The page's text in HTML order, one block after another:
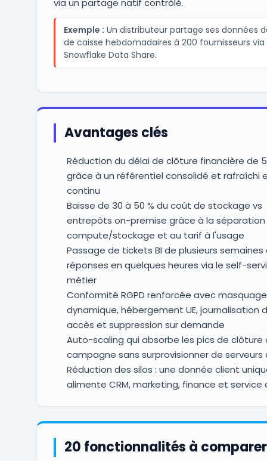
via un partage natif contrôlé.
Exemple : Un distributeur partage ses données
de caisse hebdomadaires à 200 fournisseurs via
Snowflake Data Share.
Avantages clés
Réduction du délai de clôture financière de
grâce à un référentiel consolidé et rafraîchi
continu
Baisse de 30 à 50 % du coût de stockage vs
entrepôts on-premise grâce à la séparation
compute/stockage et au tarif à l'usage
Passage de tickets BI de plusieurs semaines
réponses en quelques heures via le self-
métier
Conformité RGPD renforcée avec masquage
dynamique, hébergement UE, journalisation
accès et suppression sur demande
Auto-scaling qui absorbe les pics de clôture
campagne sans surprovisionner de serveurs
Réduction des silos : une donnée client
alimente CRM, marketing, finance et service
20 fonctionnalités à comparer